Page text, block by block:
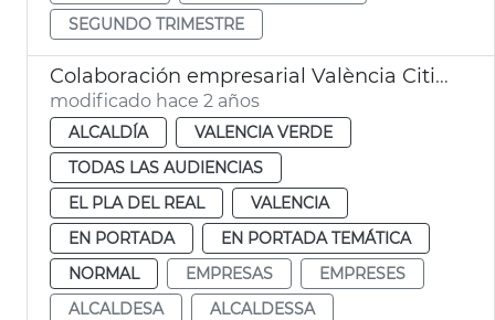
SEGUNDO TRIMESTRE
Colaboración empresarial València Cities Climate Week
modificado hace 2 años
ALCALDÍA
VALENCIA VERDE
TODAS LAS AUDIENCIAS
EL PLA DEL REAL
VALENCIA
EN PORTADA
EN PORTADA TEMÁTICA
NORMAL
EMPRESAS
EMPRESES
ALCALDESA
ALCALDESSA